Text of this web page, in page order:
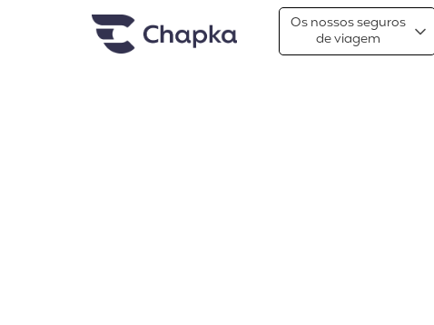
Chapka Seguro ViagemOs nossos seguros
de viagem